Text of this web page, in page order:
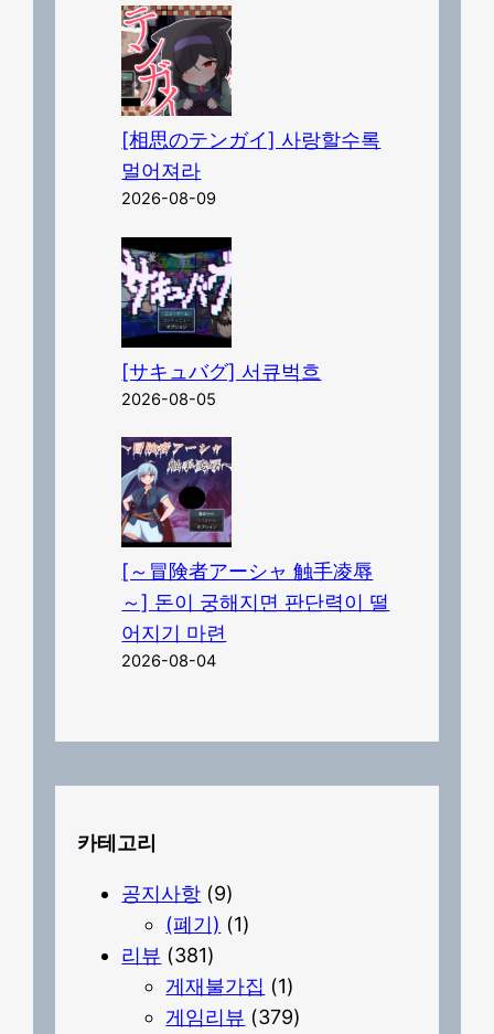
[相思のテンガイ] 사랑할수록
멀어져라
2026-08-09
[サキュバグ] 서큐벅흐
2026-08-05
[～冒険者アーシャ 触手凌辱
～] 돈이 궁해지면 판단력이 떨
어지기 마련
2026-08-04
카테고리
공지사항 (9)
(폐기) (1)
리뷰 (381)
게재불가집 (1)
게임리뷰 (379)